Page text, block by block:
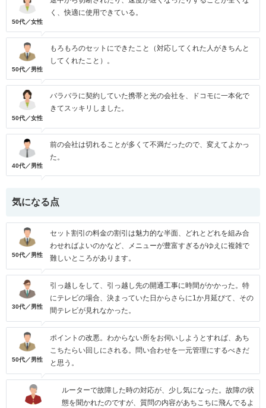
50代／女性
く、快適に使用できている。
50代／男性
もろもろのセットにできたこと（対応してくれた人がきちんと
してくれたこと）。
50代／女性
バラバラに契約していた携帯と光の会社を、ドコモに一本化で
きてスッキリしました。
40代／男性
前の会社は切れることが多くて不満だったので、変えてよかっ
た。
気になる点
50代／男性
セット割引の料金の割引は魅力的な半面、どれとどれを組み合
わせればよいのかなど、メニューが豊富すぎるがゆえに複雑で
難しいところがあります。
30代／男性
引っ越しをして、引っ越し先の開通工事に時間がかかった。特
にテレビの場合、決まっていた日からさらに1か月延びて、その
間テレビが見れなかった。
50代／男性
ポイントの改悪。わからない所をお伺いしようとすれば、あち
こちたらい回しにされる。問い合わせを一元管理にするべきだ
と思う。
ルーターで故障した時の対応が、少し気になった。故障の状
態を聞かれたのですが、質問の内容があちこちに飛んでるよ